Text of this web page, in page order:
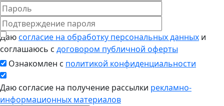
Даюсогласие на обработку персональных данных и
соглашаюсь с договором публичной оферты
Ознакомлен с политикой конфиденциальности
Даю согласие на получение рассылки рекламно-
информационных материалов